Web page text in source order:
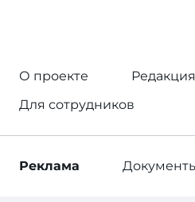
О проекте
Редакция
Для сотрудников
Реклама